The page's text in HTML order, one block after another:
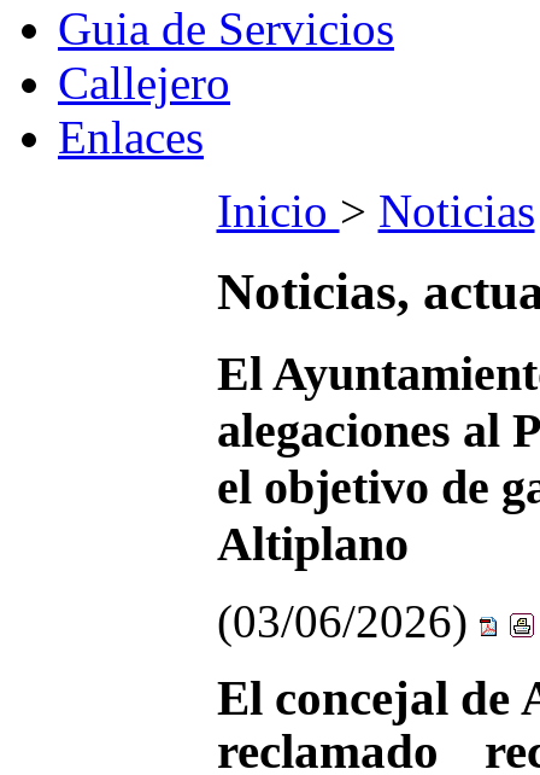
Guia de Servicios
Callejero
Enlaces
Inicio > Noticias
Noticias,
El
alegaciones al
el objetivo de
Altiplano
(03/06/2026)
El concejal de
reclamado